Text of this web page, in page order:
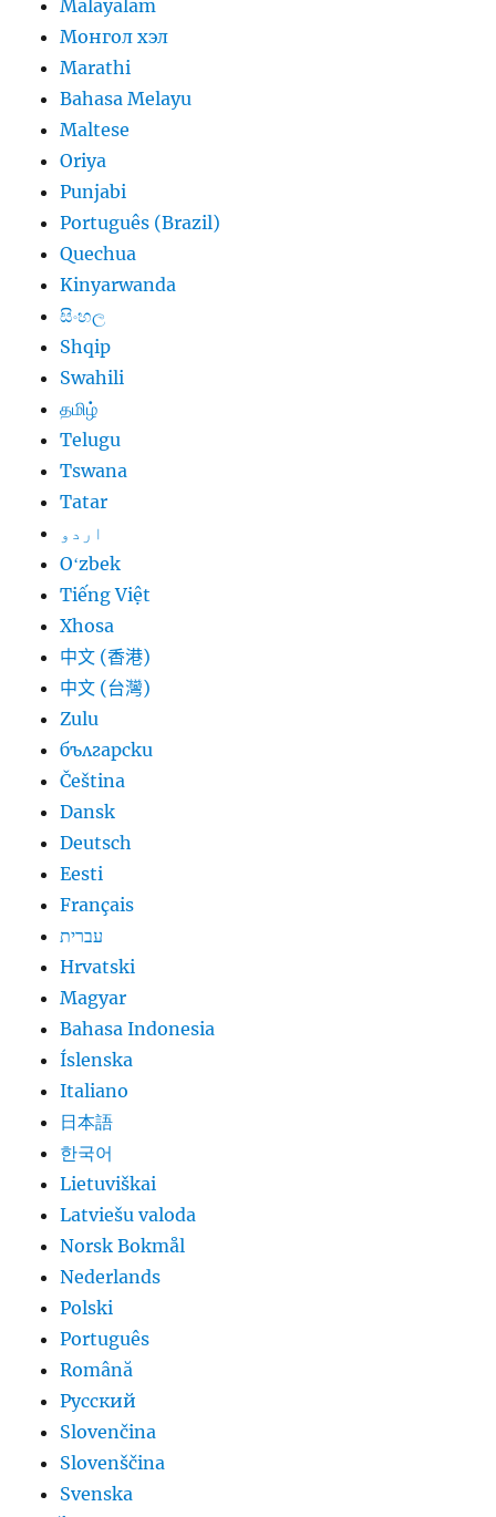
Malayalam
Монгол хэл
Marathi
Bahasa Melayu
Maltese
Oriya
Punjabi
Português (Brazil)
Quechua
Kinyarwanda
සිංහල
Shqip
Swahili
தமிழ்
Telugu
Tswana
Tatar
اردو
Oʻzbek
Tiếng Việt
Xhosa
中文 (香港)
中文 (台灣)
Zulu
български
Čeština
Dansk
Deutsch
Eesti
Français
עברית
Hrvatski
Magyar
Bahasa Indonesia
Íslenska
Italiano
日本語
한국어
Lietuviškai
Latviešu valoda
Norsk Bokmål
Nederlands
Polski
Português
Română
Русский
Slovenčina
Slovenščina
Svenska